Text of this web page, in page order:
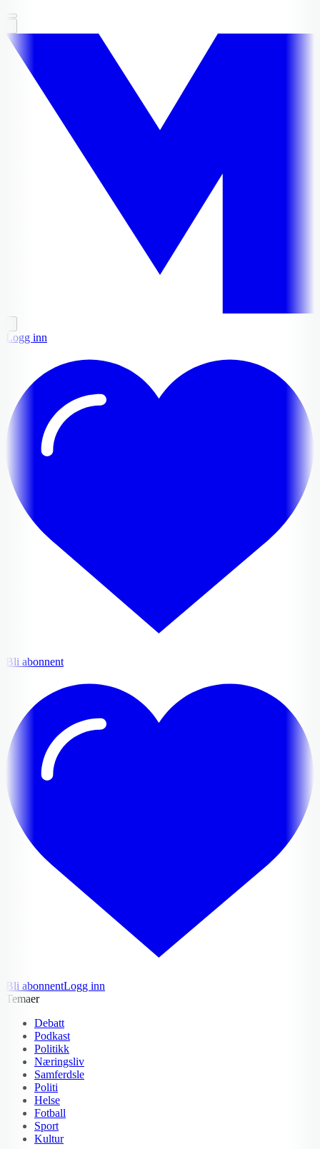
Logg inn
Bli abonnent
Bli abonnentLogg inn
Temaer
Debatt
Podkast
Politikk
Næringsliv
Samferdsle
Politi
Helse
Fotball
Sport
Kultur